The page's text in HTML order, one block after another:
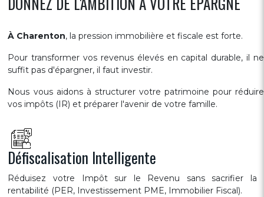
À Charenton, la pression immobilière et fiscale est forte.
Pour transformer vos revenus élevés en capital durable, il ne
suffit pas d'épargner, il faut investir.
Nous vous aidons à structurer votre patrimoine pour réduire
vos impôts (IR) et préparer l'avenir de votre famille.
Défiscalisation Intelligente
Réduisez votre Impôt sur le Revenu sans sacrifier la
rentabilité (PER, Investissement PME, Immobilier Fiscal).